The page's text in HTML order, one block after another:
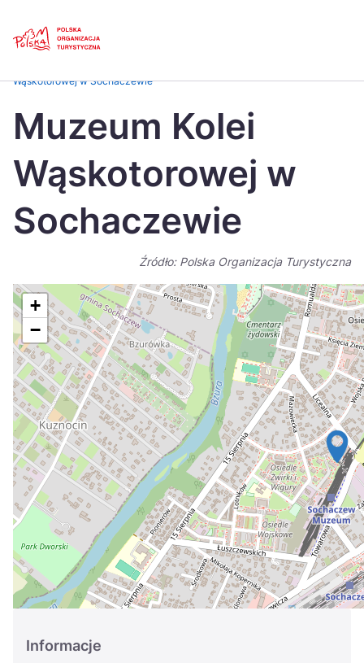
Česká
Dansk
Italiano
日本
Português
Suomi
Україна
Zamknij
Wąskotorowej w Sochaczewie
Muzeum Kolei
Wąskotorowej w
Sochaczewie
Źródło: Polska Organizacja Turystyczna
+
−
Informacje